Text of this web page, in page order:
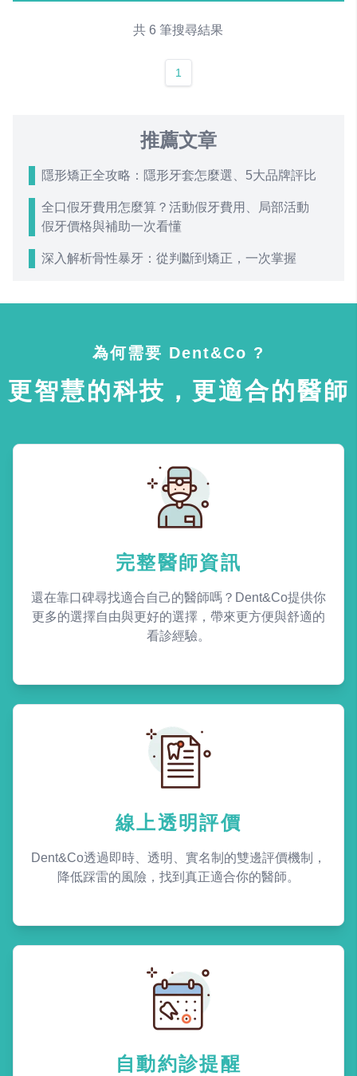
共 6 筆搜尋結果
1
推薦文章
隱形矯正全攻略：隱形牙套怎麼選、5大品牌評比
全口假牙費用怎麼算？活動假牙費用、局部活動
假牙價格與補助一次看懂
深入解析骨性暴牙：從判斷到矯正，一次掌握
為何需要 Dent&Co ?
更智慧的科技，更適合的醫師
完整醫師資訊
還在靠口碑尋找適合自己的醫師嗎？Dent&Co提供你
更多的選擇自由與更好的選擇，帶來更方便與舒適的
看診經驗。
線上透明評價
Dent&Co透過即時、透明、實名制的雙邊評價機制，
降低踩雷的風險，找到真正適合你的醫師。
自動約診提醒